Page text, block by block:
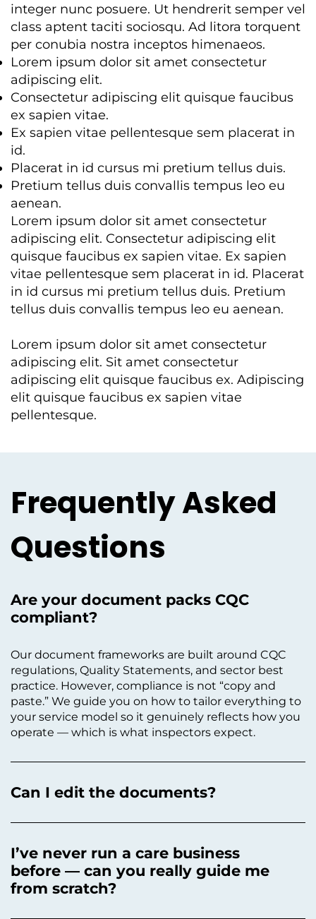
integer nunc posuere. Ut hendrerit semper vel
class aptent taciti sociosqu. Ad litora torquent
per conubia nostra inceptos himenaeos.
Lorem ipsum dolor sit amet consectetur
adipiscing elit.
Consectetur adipiscing elit quisque faucibus
ex sapien vitae.
Ex sapien vitae pellentesque sem placerat in
id.
Placerat in id cursus mi pretium tellus duis.
Pretium tellus duis convallis tempus leo eu
aenean.
Lorem ipsum dolor sit amet consectetur
adipiscing elit. Consectetur adipiscing elit
quisque faucibus ex sapien vitae. Ex sapien
vitae pellentesque sem placerat in id. Placerat
in id cursus mi pretium tellus duis. Pretium
tellus duis convallis tempus leo eu aenean.
Lorem ipsum dolor sit amet consectetur
adipiscing elit. Sit amet consectetur
adipiscing elit quisque faucibus ex. Adipiscing
elit quisque faucibus ex sapien vitae
pellentesque.
Frequently Asked
Questions
Are your document packs CQC
compliant?
Our document frameworks are built around CQC
regulations, Quality Statements, and sector best
practice. However, compliance is not “copy and
paste.” We guide you on how to tailor everything to
your service model so it genuinely reflects how you
operate — which is what inspectors expect.
Can I edit the documents?
I’ve never run a care business
before — can you really guide me
from scratch?